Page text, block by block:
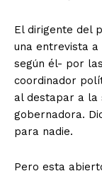
El dirigente del
una entrevista
según él- por
coordinador
al destapar a la
gobernadora.
para nadie.
Pero esta